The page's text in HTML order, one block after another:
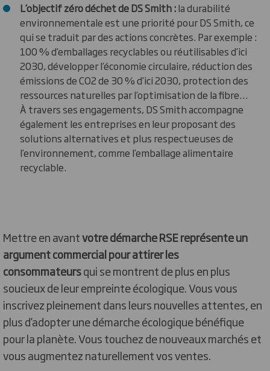
L’objectif zéro déchet de DS Smith :la durabilité
environnementale est une priorité pour DS Smith, ce
qui se traduit par des actions concrètes. Par exemple :
100 % d’emballages recyclables ou réutilisables d’ici
2030, développer l’économie circulaire, réduction des
émissions de CO2 de 30 % d’ici 2030, protection des
ressources naturelles par l’optimisation de la fibre…
À travers ses engagements, DS Smith accompagne
également les entreprises en leur proposant des
solutions alternatives et plus respectueuses de
l’environnement, comme l’emballage alimentaire
recyclable.
Mettre en avantvotre démarche RSE représente un
argument commercial pour attirer les
consommateursqui se montrent de plus en plus
soucieux de leur empreinte écologique. Vous vous
inscrivez pleinement dans leurs nouvelles attentes, en
plus d’adopter une démarche écologique bénéfique
pour la planète. Vous touchez de nouveaux marchés et
vous augmentez naturellement vos ventes.